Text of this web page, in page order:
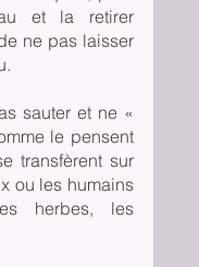
et la retirer
ne pas laisser
sauter et ne «
le pensent
transfèrent sur
ou les humains
herbes, les